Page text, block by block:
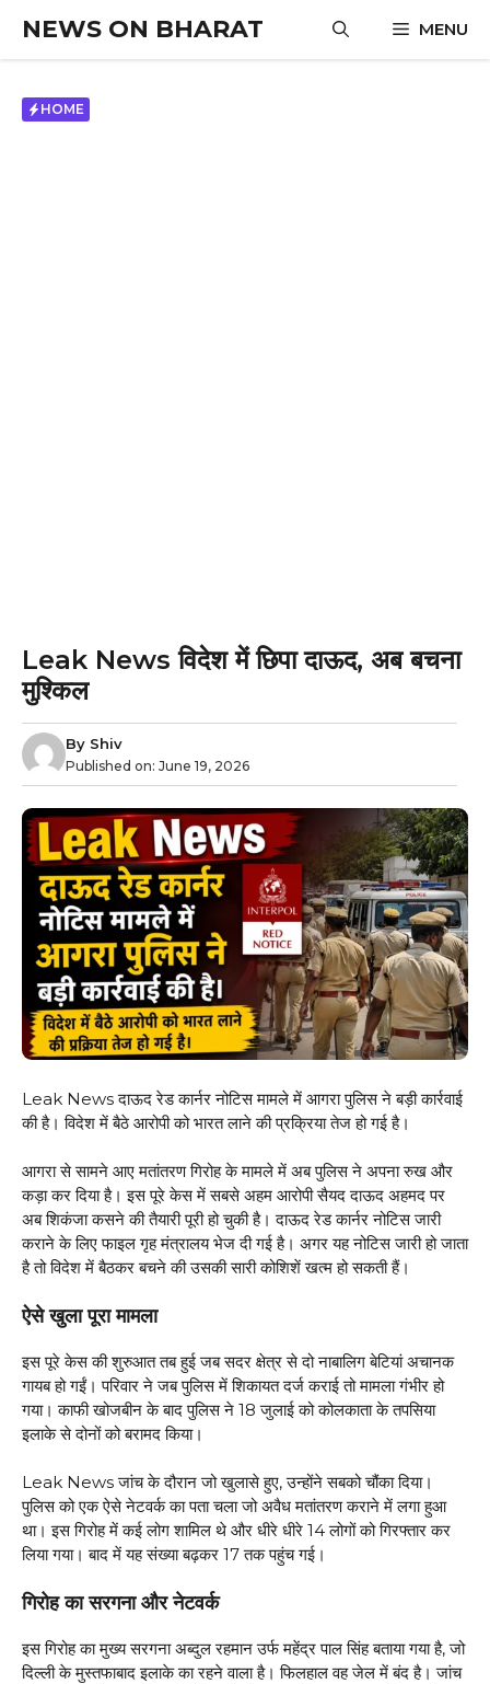
content
NEWS ON BHARAT MENU
HOME
Leak News विदेश में छिपा दाऊद, अब बचना
मुश्किल
By Shiv
Published on: June 19, 2026
Leak News दाऊद रेड कार्नर नोटिस मामले में आगरा पुलिस ने बड़ी कार्रवाई
की है। विदेश में बैठे आरोपी को भारत लाने की प्रक्रिया तेज हो गई है।
आगरा से सामने आए मतांतरण गिरोह के मामले में अब पुलिस ने अपना रुख और
कड़ा कर दिया है। इस पूरे केस में सबसे अहम आरोपी सैयद दाऊद अहमद पर
अब शिकंजा कसने की तैयारी पूरी हो चुकी है। दाऊद रेड कार्नर नोटिस जारी
कराने के लिए फाइल गृह मंत्रालय भेज दी गई है। अगर यह नोटिस जारी हो जाता
है तो विदेश में बैठकर बचने की उसकी सारी कोशिशें खत्म हो सकती हैं।
ऐसे खुला पूरा मामला
इस पूरे केस की शुरुआत तब हुई जब सदर क्षेत्र से दो नाबालिग बेटियां अचानक
गायब हो गईं। परिवार ने जब पुलिस में शिकायत दर्ज कराई तो मामला गंभीर हो
गया। काफी खोजबीन के बाद पुलिस ने 18 जुलाई को कोलकाता के तपसिया
इलाके से दोनों को बरामद किया।
Leak News जांच के दौरान जो खुलासे हुए, उन्होंने सबको चौंका दिया।
पुलिस को एक ऐसे नेटवर्क का पता चला जो अवैध मतांतरण कराने में लगा हुआ
था। इस गिरोह में कई लोग शामिल थे और धीरे धीरे 14 लोगों को गिरफ्तार कर
लिया गया। बाद में यह संख्या बढ़कर 17 तक पहुंच गई।
गिरोह का सरगना और नेटवर्क
इस गिरोह का मुख्य सरगना अब्दुल रहमान उर्फ महेंद्र पाल सिंह बताया गया है, जो
दिल्ली के मुस्तफाबाद इलाके का रहने वाला है। फिलहाल वह जेल में बंद है। जांच